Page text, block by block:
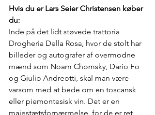
Hvis du er Lars Seier Christensen køber
du:
Inde på det lidt støvede trattoria
Drogheria Della Rosa, hvor de stolt har
billeder og autografer af overmodne
mænd som Noam Chomsky, Dario Fo
og Giulio Andreotti, skal man være
varsom med at bede om en toscansk
eller piemontesisk vin. Det er en
majestætsfornærmelse, for de er ret